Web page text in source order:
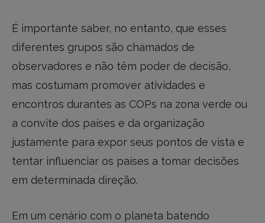
É importante saber, no entanto, que esses
diferentes grupos são chamados de
observadores e não têm poder de decisão,
mas costumam promover atividades e
encontros durantes as COPs na zona verde ou
a convite dos países e da organização
justamente para expor seus pontos de vista e
tentar influenciar os países a tomar decisões
em determinada direção.
Em um cenário com o planeta batendo